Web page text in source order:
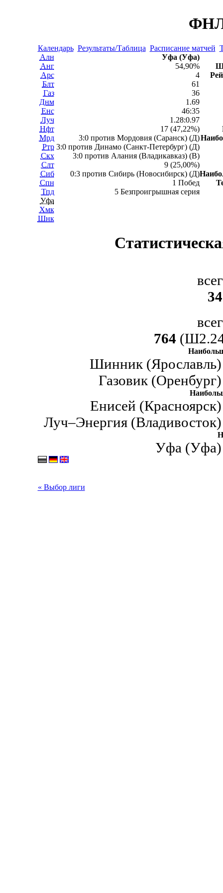
ФНЛ
Календарь Результаты/Таблица Расписание матчей
Алн
Анг
Арс
Блт
Газ
Днм
Енс
Луч
Нфт
Мрд
Ртр
Скх
Слт
Сиб
Спн
Тпд
Уфа
Хмк
Шнк
Уфа (Уфа)
54,90%
4
61
36
1.69
46:35
1.28:0.97
17 (47,22%)
3:0 против Мордовия (Саранск) (Д)
3:0 против Динамо (Санкт-Петербург) (Д)
3:0 против Алания (Владикавказ) (В)
9 (25,00%)
0:3 против Сибирь (Новосибирск) (Д)
1 Побед
5 Безпроигрышная серия
764
Шинник
Газовик
Енисей
Луч–Энергия
Уфа
« Выбор лиги